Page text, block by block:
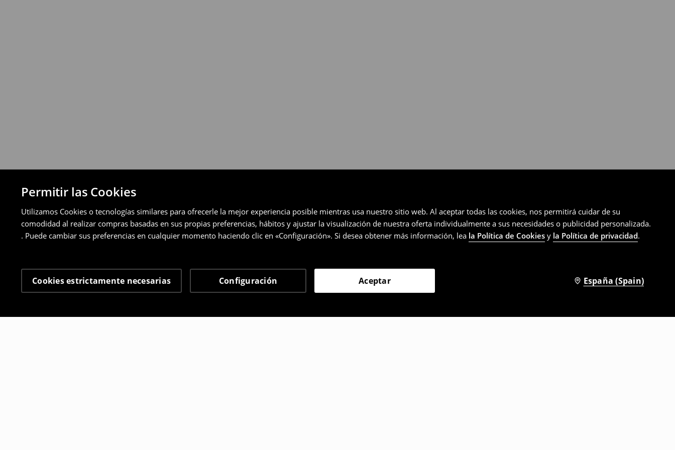
Permitir las Cookies
Utilizamos Cookies o tecnologías similares para ofrecerle la mejor experiencia posible mientras usa nuestro sitio web. Al aceptar todas las cookies, nos permitirá cuidar de su
comodidad al realizar compras basadas en sus propias preferencias, hábitos y ajustar la visualización de nuestra oferta individualmente a sus necesidades o publicidad personalizada.
. Puede cambiar sus preferencias en cualquier momento haciendo clic en «Configuración». Si desea obtener más información, lea la Política de Cookies y la Política de privacidad.
Cookies estrictamente necesarias Configuración Aceptar España (Spain)